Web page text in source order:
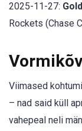
2025-11-27:
Rockets (Chase
Viimased
– nad said küll
vahepeal neli